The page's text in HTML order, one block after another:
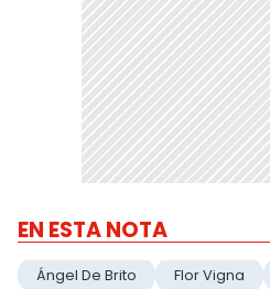
EN ESTA NOTA
Ángel De Brito Flor Vigna